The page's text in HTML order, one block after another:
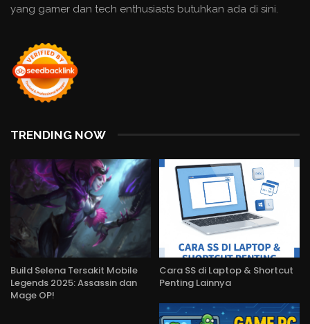
yang gamer dan tech enthusiasts butuhkan ada di sini.
TRENDING NOW
Build Selena Tersakit Mobile
Legends 2025: Assassin dan
Mage OP!
Cara SS di Laptop & Shortcut
Penting Lainnya